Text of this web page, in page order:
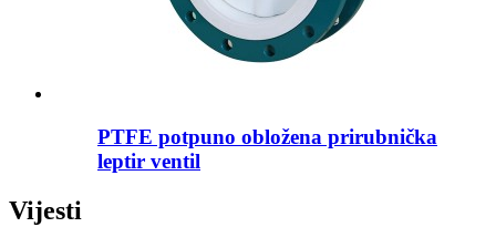
PTFE potpuno obložena prirubnička
leptir ventil
Vijesti